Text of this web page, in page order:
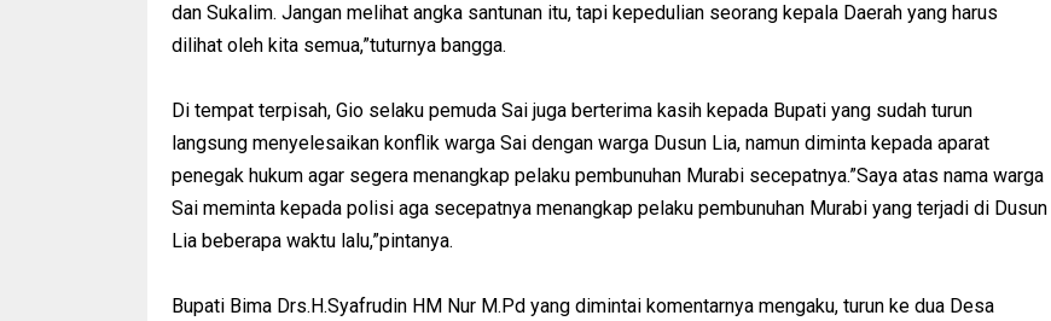
dan Sukalim. Jangan melihat angka santunan itu, tapi kepedulian seorang kepala Daerah yang harus
dilihat oleh kita semua,”tuturnya bangga.
Di tempat terpisah, Gio selaku pemuda Sai juga berterima kasih kepada Bupati yang sudah turun
langsung menyelesaikan konflik warga Sai dengan warga Dusun Lia, namun diminta kepada aparat
penegak hukum agar segera menangkap pelaku pembunuhan Murabi secepatnya.”Saya atas nama warga
Sai meminta kepada polisi aga secepatnya menangkap pelaku pembunuhan Murabi yang terjadi di Dusun
Lia beberapa waktu lalu,”pintanya.
Bupati Bima Drs.H.Syafrudin HM Nur M.Pd yang dimintai komentarnya mengaku, turun ke dua Desa